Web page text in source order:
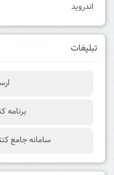
اندروید
تبلیغات
برنامه
سامانه جامع